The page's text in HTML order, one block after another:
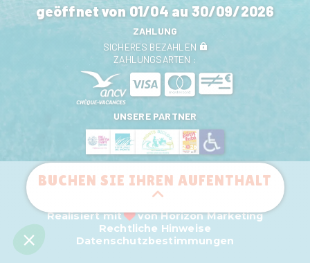
ZAHLUNG
SICHERES BEZAHLEN
ZAHLUNGSARTEN :
geöffnet von 01/04 au30/09/2026
UNSERE PARTNER
Realisiert mit vonHorizon Marketing
Rechtliche Hinweise
Datenschutzbestimmungen